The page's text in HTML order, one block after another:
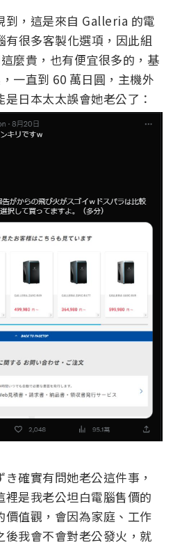
到，這是來自 Galleria 的電
很多客製化選項，因此組
麼貴，也有便宜很多的，基
一直到 60 萬日圓，主機外
日本太太誤會她老公了：
確實有問她老公這件事，
是我老公坦白電腦售價的
值觀，會因為家庭、工作
我會不會對老公發火，就